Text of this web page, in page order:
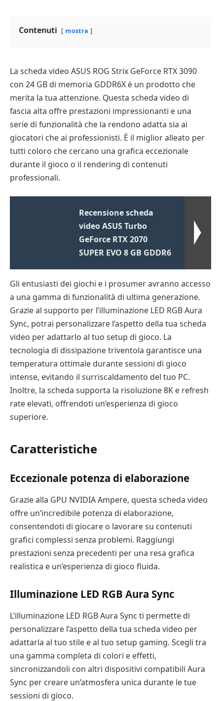
Contenuti mostra
La scheda video ASUS ROG Strix GeForce RTX 3090
con 24 GB di memoria GDDR6X è un prodotto che
merita la tua attenzione. Questa scheda video di
fascia alta offre prestazioni impressionanti e una
serie di funzionalità che la rendono adatta sia ai
giocatori che ai professionisti. È il miglior alleato per
tutti coloro che cercano una grafica eccezionale
durante il gioco o il rendering di contenuti
professionali.
Recensione scheda
video ASUS Turbo
GeForce RTX 2070
SUPER EVO 8 GB GDDR6
Gli entusiasti dei giochi e i prosumer avranno accesso
a una gamma di funzionalità di ultima generazione.
Grazie al supporto per l’illuminazione LED RGB Aura
Sync, potrai personalizzare l’aspetto della tua scheda
video per adattarlo al tuo setup di gioco. La
tecnologia di dissipazione triventola garantisce una
temperatura ottimale durante sessioni di gioco
intense, evitando il surriscaldamento del tuo PC.
Inoltre, la scheda supporta la risoluzione 8K e refresh
rate elevati, offrendoti un’esperienza di gioco
superiore.
Caratteristiche
Eccezionale potenza di elaborazione
Grazie alla GPU NVIDIA Ampere, questa scheda video
offre un’incredibile potenza di elaborazione,
consentendoti di giocare o lavorare su contenuti
grafici complessi senza problemi. Raggiungi
prestazioni senza precedenti per una resa grafica
realistica e un’esperienza di gioco fluida.
Illuminazione LED RGB Aura Sync
L’illuminazione LED RGB Aura Sync ti permette di
personalizzare l’aspetto della tua scheda video per
adattarla al tuo stile e al tuo setup gaming. Scegli tra
una gamma completa di colori e effetti,
sincronizzandoli con altri dispositivi compatibili Aura
Sync per creare un’atmosfera unica durante le tue
sessioni di gioco.